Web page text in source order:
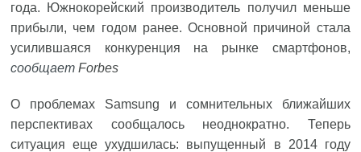
года. Южнокорейский производитель получил меньше
прибыли, чем годом ранее. Основной причиной стала
усилившаяся конкуренция на рынке смартфонов,
сообщает Forbes
О проблемах Samsung и сомнительных ближайших
перспективах сообщалось неоднократно. Теперь
ситуация еще ухудшилась: выпущенный в 2014 году